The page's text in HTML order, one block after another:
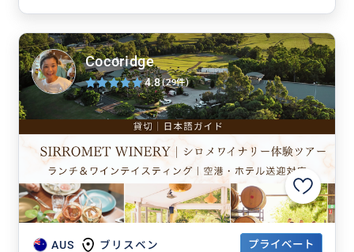
AUS ブリスベン プライベート
Cocoridge
4.8(29件)